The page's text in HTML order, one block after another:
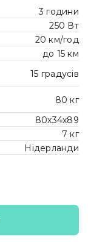
3 години
250 Вт
20 км/год
до 15 км
15 градусів
80 кг
80х34х89
7 кг
Нідерланди